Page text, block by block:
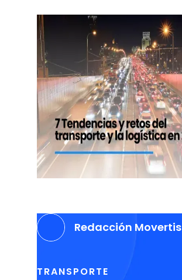
Redacción Movertis
TRANSPORTE